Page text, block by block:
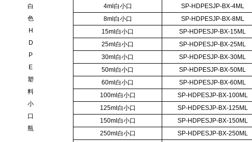
白
色
H
D
P
E
塑
料
小
口
瓶
4ml白小口 SP-HDPESJP-BX-4ML
8ml白小口
SP-HDPESJP-BX-8ML
15ml白小口
SP-HDPESJP-BX-15ML
25ml白小口
SP-HDPESJP-BX-25ML
30ml白小口
SP-HDPESJP-BX-30ML
50ml白小口
SP-HDPESJP-BX-50ML
60ml白小口
SP-HDPESJP-BX-60ML
100ml白小口
SP-HDPESJP-BX-100ML
125ml白小口
SP-HDPESJP-BX-125ML
150ml白小口
SP-HDPESJP-BX-150ML
250ml白小口
SP-HDPESJP-BX-250ML